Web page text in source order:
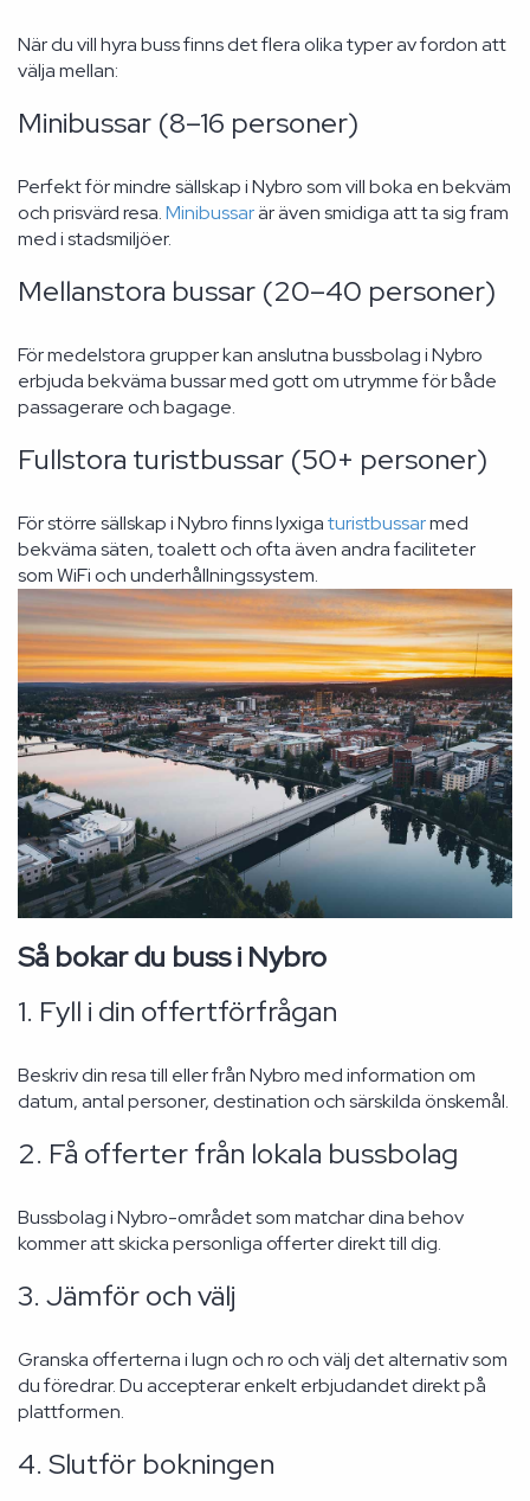
När du vill hyra buss finns det flera olika typer av fordon att
välja mellan:
Minibussar (8–16 personer)
Perfekt för mindre sällskap i Nybro som vill boka en bekväm
och prisvärd resa.Minibussarär även smidiga att ta sig fram
med i stadsmiljöer.
Mellanstora bussar (20–40 personer)
För medelstora grupper kan anslutna bussbolag i Nybro
erbjuda bekväma bussar med gott om utrymme för både
passagerare och bagage.
Fullstora turistbussar (50+ personer)
För större sällskap i Nybro finns lyxigaturistbussarmed
bekväma säten, toalett och ofta även andra faciliteter
som WiFi och underhållningssystem.
Så bokar du buss i Nybro
1. Fyll i din offertförfrågan
Beskriv din resa till eller från Nybro med information om
datum, antal personer, destination och särskilda önskemål.
2. Få offerter från lokala bussbolag
Bussbolag i Nybro-området som matchar dina behov
kommer att skicka personliga offerter direkt till dig.
3. Jämför och välj
Granska offerterna i lugn och ro och välj det alternativ som
du föredrar. Du accepterar enkelt erbjudandet direkt på
plattformen.
4. Slutför bokningen